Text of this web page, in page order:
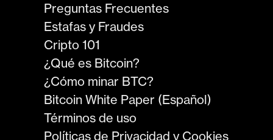
Preguntas Frecuentes
Estafas y Fraudes
Cripto 101
¿Qué es Bitcoin?
¿Cómo minar BTC?
Bitcoin White Paper (Español)
Términos de uso
Políticas de Privacidad y Cookies